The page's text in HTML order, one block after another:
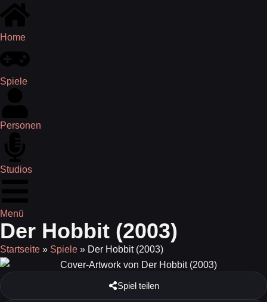
Home
Spiele
Personen
Studios
Menü
Der Hobbit (2003)
Startseite » Spiele » Der Hobbit (2003)
Spiel teilen